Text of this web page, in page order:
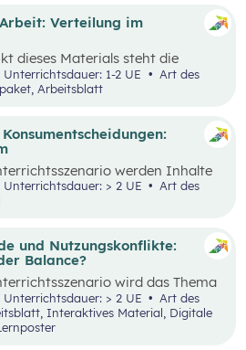
und Nutzungskonflikte:
Balance?
wird das Thema
und damit einhergehende
behandelt. Methodisch wird
Wimmelbild gearbeitet, auf
Szenen und Darstellungen
Unterrichtsdauer: > 2 UE
Interaktives Material, Digitale
Verteilung im
dieses Materials steht die
mit (unbezahlter) Arbeit
Der Schwerpunkt liegt
an die Lebenswelt der
angeknüpft, die selbst unbezahlte
Haushalt aufzeichnen und deren
Unterrichtsdauer: 1-2 UE
Arbeitsblatt
werden Inhalte
„Leben und
eigenen Umfeld“ spielerisch
der Teamarbeit
Kompetenzen zu stärken
21
st
Unterrichtsdauer: > 2 UE
Art des
Fähigkeiten,
und Verhaltensbereitschaften, die
geprägten Lebenssituationen
sollen ihnen dabei helfen,
Herausforderungen, Aufgaben
erkennen, analysieren,